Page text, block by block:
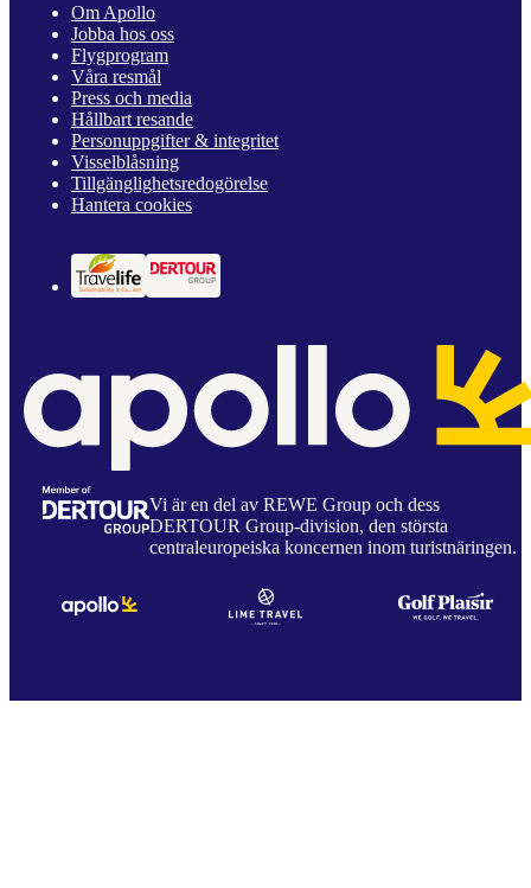
Om Apollo
Jobba hos oss
Flygprogram
Våra resmål
Press och media
Hållbart resande
Personuppgifter & integritet
Visselblåsning
Tillgänglighetsredogörelse
Hantera cookies
Vi är en del av REWE Group och dess
DERTOUR Group-division, den största
centraleuropeiska koncernen inom turistnäringen.